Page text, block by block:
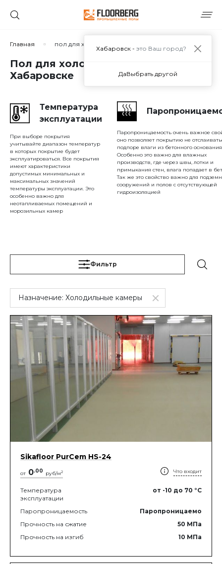
Главная пол для холодильника
Пол для холодильника в
Хабаровске
Температура
эксплуатации
При выборе покрытия
учитывайте диапазон температур
в которых покрытие будет
эксплуатироваться. Все покрытия
имеют характеристики
допустимых минимальных и
максимальных значений
температуры эксплуатации. Это
особенно важно для
неотапливаемых помещений и
морозильных камер
Паропроницаемость очень важное
оно позволяет покрытию не
подпоре влаги из бетонного
Особенно это важно для влажных
производств, где через швы, лотки и
примыкания стен, влага попадает в
Так же это свойство важно для
сооружений и полов с отсутствующей
гидроизоляцией
Фильтр
Назначение: Холодильные камеры
Sikafloor PurCem HS-24
от 0.00 руб/м2 Что входит
Температура
эксплуатации
от -10 до 70 °C
Паропроницаемость
Паропроницаемо
Прочность на сжатие
50 МПа
Прочность на изгиб
10 МПа
Хабаровск - это Ваш город?
ДаВыбрать другой